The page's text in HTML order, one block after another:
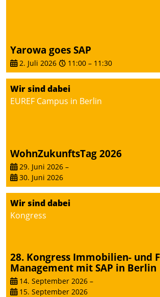
Yarowa goes SAP
2. Juli 2026 11:00 – 11:30
Wir sind dabei
EUREF Campus in Berlin
WohnZukunftsTag 2026
29. Juni 2026 –
30. Juni 2026
Wir sind dabei
Kongress
28. Kongress Immobilien- und
Management mit SAP in Berlin
14. September 2026 –
15. September 2026